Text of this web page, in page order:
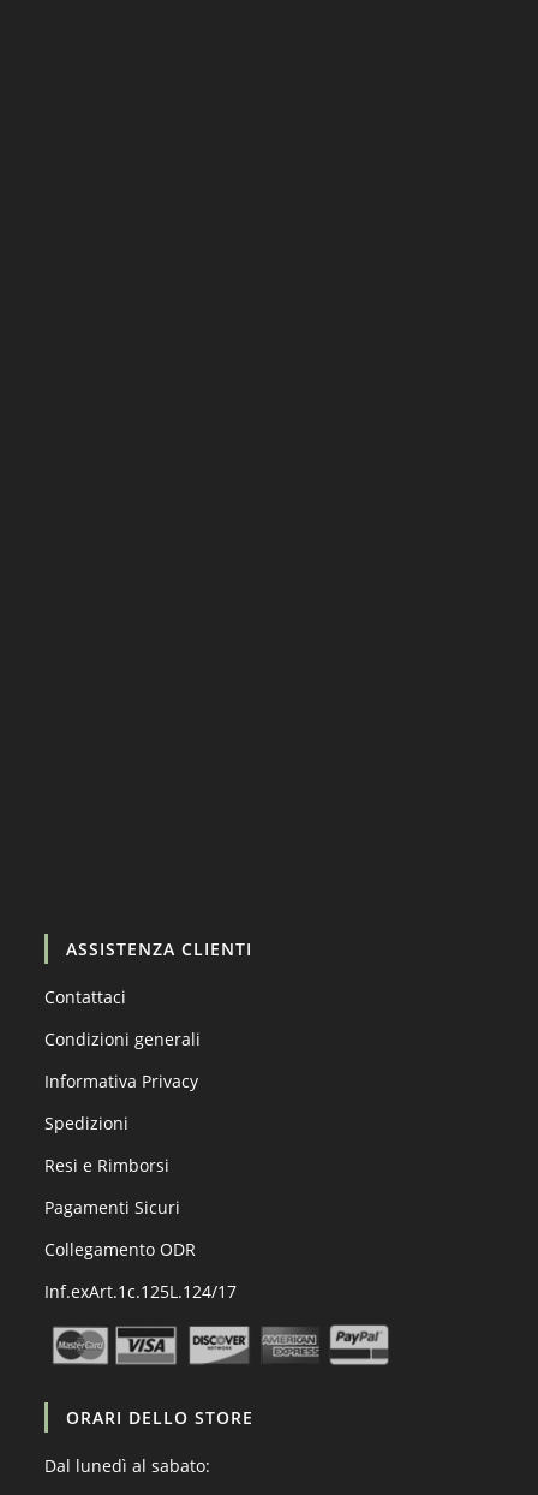
ASSISTENZA CLIENTI
Contattaci
Condizioni generali
Informativa Privacy
Spedizioni
Resi e Rimborsi
Pagamenti Sicuri
Collegamento ODR
Inf.exArt.1c.125L.124/17
ORARI DELLO STORE
Dal lunedì al sabato: